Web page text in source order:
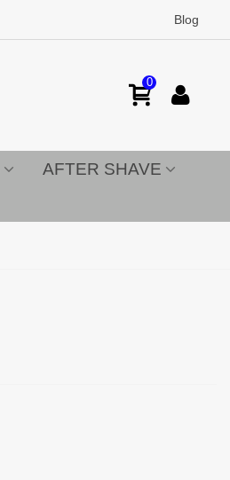
Blog
0
AFTER SHAVE